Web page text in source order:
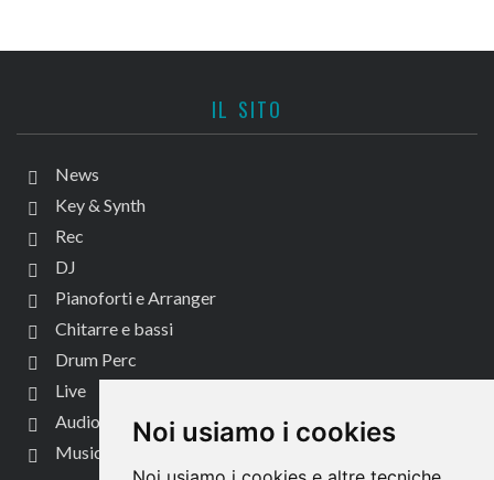
Noi usiamo i cookies
IL SITO
News
Key & Synth
Rec
DJ
Pianoforti e Arranger
Chitarre e bassi
Drum Perc
Live
Audio per video
Music Life